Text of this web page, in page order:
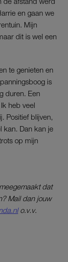
en gaan we
Mijn
dit is wel een
te genieten en
is
duren. Een
heb veel
Positief blijven,
kan. Dan kan je
op mijn
dat
Mail dan jouw
o.v.v.